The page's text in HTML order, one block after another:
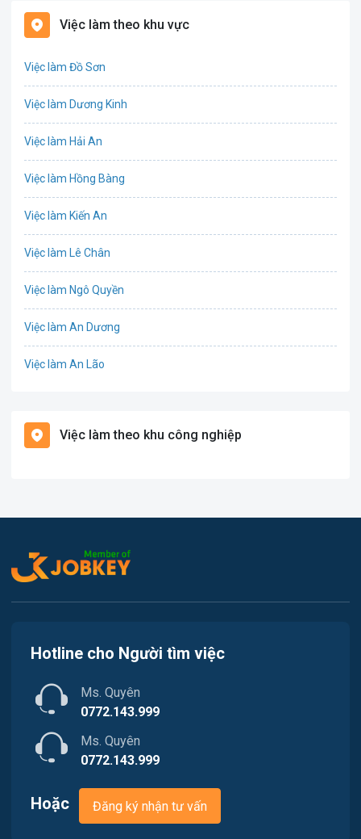
Biên phiên dịch
Văn Phòng
Lao Động Phổ Thông
Nhà hàng / Khách sạn
Nhân sự
Nông - Lâm - Thủy Sản
Việc làm theo khu vực
Việc làm Đồ Sơn
Việc làm Dương Kinh
Việc làm Hải An
Việc làm Hồng Bàng
Việc làm Kiến An
Việc làm Lê Chân
Việc làm Ngô Quyền
Việc làm An Dương
Việc làm An Lão
Việc làm Cát Hải
Việc làm Tiên Lãng
Việc làm Hòa Bình
Việc làm Nam Triệu
Việc làm Bạch Đằng
Việc làm Lê Ích Mộc
Việc làm theo khu công nghiệp
Hotline cho Người tìm việc
Ms. Quyên
0772.143.999
Ms. Quyên
0772.143.999
Hoặc Đăng ký nhận tư vấn